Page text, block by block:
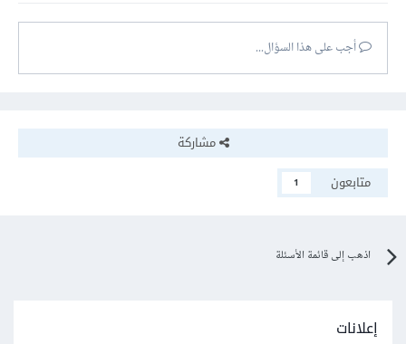
أجب على هذا السؤال...
مشاركة
متابعون
1
اذهب إلى قائمة الأسئلة
إعلانات